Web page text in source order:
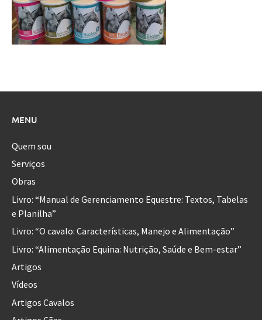
MENU
Quem sou
Serviços
Obras
Livro: “Manual de Gerenciamento Equestre: Textos, Tabelas
e Planilha”
Livro: “O cavalo: Características, Manejo e Alimentação”
Livro: “Alimentação Equina: Nutrição, Saúde e Bem-estar”
Artigos
Vídeos
Artigos Cavalos